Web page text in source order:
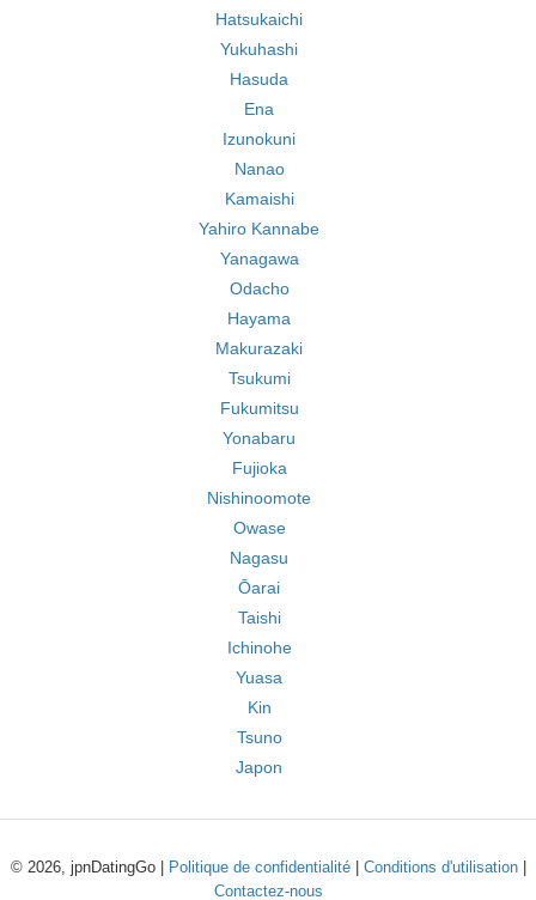
Hatsukaichi
Yukuhashi
Hasuda
Ena
Izunokuni
Nanao
Kamaishi
Yahiro Kannabe
Yanagawa
Odacho
Hayama
Makurazaki
Tsukumi
Fukumitsu
Yonabaru
Fujioka
Nishinoomote
Owase
Nagasu
Ōarai
Taishi
Ichinohe
Yuasa
Kin
Tsuno
Japon
© 2026, jpnDatingGo | Politique de confidentialité| Conditions d'utilisation|
Contactez-nous